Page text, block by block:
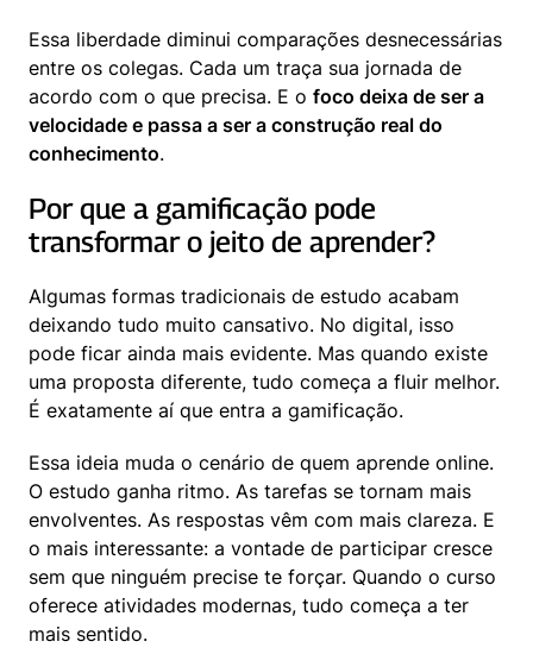
Essa liberdade diminui comparações desnecessárias
entre os colegas. Cada um traça sua jornada de
acordo com o que precisa. E o foco deixa de ser a
velocidade e passa a ser a construção real do
conhecimento.
Por que a gamificação pode
transformar o jeito de aprender?
Algumas formas tradicionais de estudo acabam
deixando tudo muito cansativo. No digital, isso
pode ficar ainda mais evidente. Mas quando existe
uma proposta diferente, tudo começa a fluir melhor.
É exatamente aí que entra a gamificação.
Essa ideia muda o cenário de quem aprende online.
O estudo ganha ritmo. As tarefas se tornam mais
envolventes. As respostas vêm com mais clareza. E
o mais interessante: a vontade de participar cresce
sem que ninguém precise te forçar. Quando o curso
oferece atividades modernas, tudo começa a ter
mais sentido.